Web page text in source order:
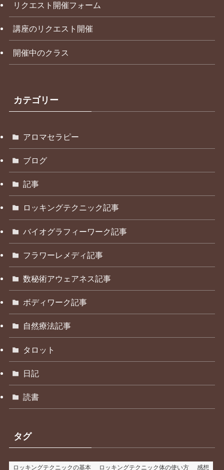
リクエスト開催フォーム
講座のリクエスト開催
開催中のクラス
カテゴリー
アロマセラピー
ブログ
記事
ロッキングテクニック記事
バイオグラフィーワーク記事
フラワーレメディ記事
数秘術アウェアネス記事
ボディワーク記事
自然療法記事
タロット
日記
読書
タグ
ロッキングテクニックの基本 ロッキングテクニック体の使い方 感想